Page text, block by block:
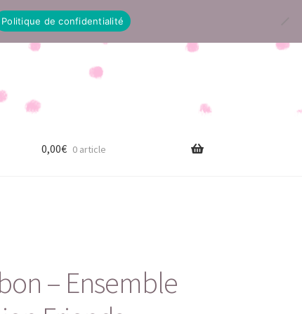
0,00€ 0 article
– Ensemble
Politique de confidentialité